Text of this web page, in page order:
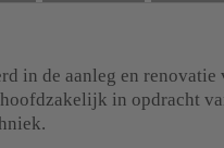
in de aanleg en renovatie
in opdracht